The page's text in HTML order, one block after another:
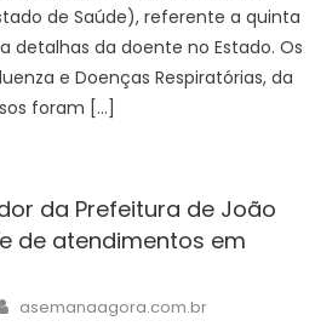
de Saúde), referente a quinta
detalhas da doente no Estado. Os
e Doenças Respiratórias, da
foram […]
da Prefeitura de João
de atendimentos em
Author
asemanaagora.com.br